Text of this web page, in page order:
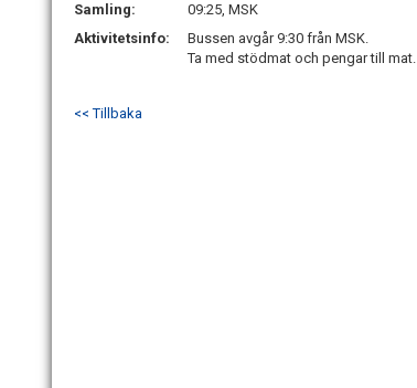
Samling:
09:25, MSK
Aktivitetsinfo:
Bussen avgår 9:30 från MSK.
Ta med stödmat och pengar till mat.
<< Tillbaka